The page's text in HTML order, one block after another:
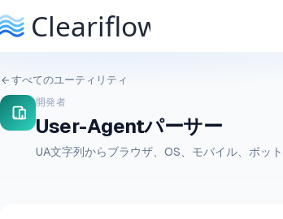
すべてのユーティリティ
開発者
User-Agentパーサー
UA文字列からブラウザ、OS、モバイル、ボット